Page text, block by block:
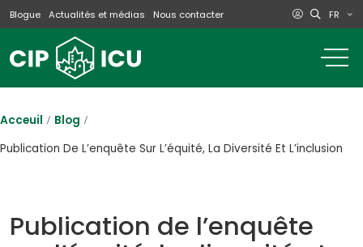
Blogue Actualités et médias Nous contacter FR
Acceuil
Blog
Publication De L’enquête Sur L’équité, La Diversité Et L’inclusion
Publication de l’enquête